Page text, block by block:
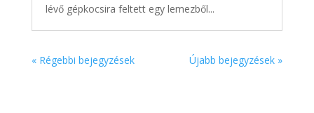
lévő gépkocsira feltett egy lemezből...
« Régebbi bejegyzések Újabb bejegyzések »